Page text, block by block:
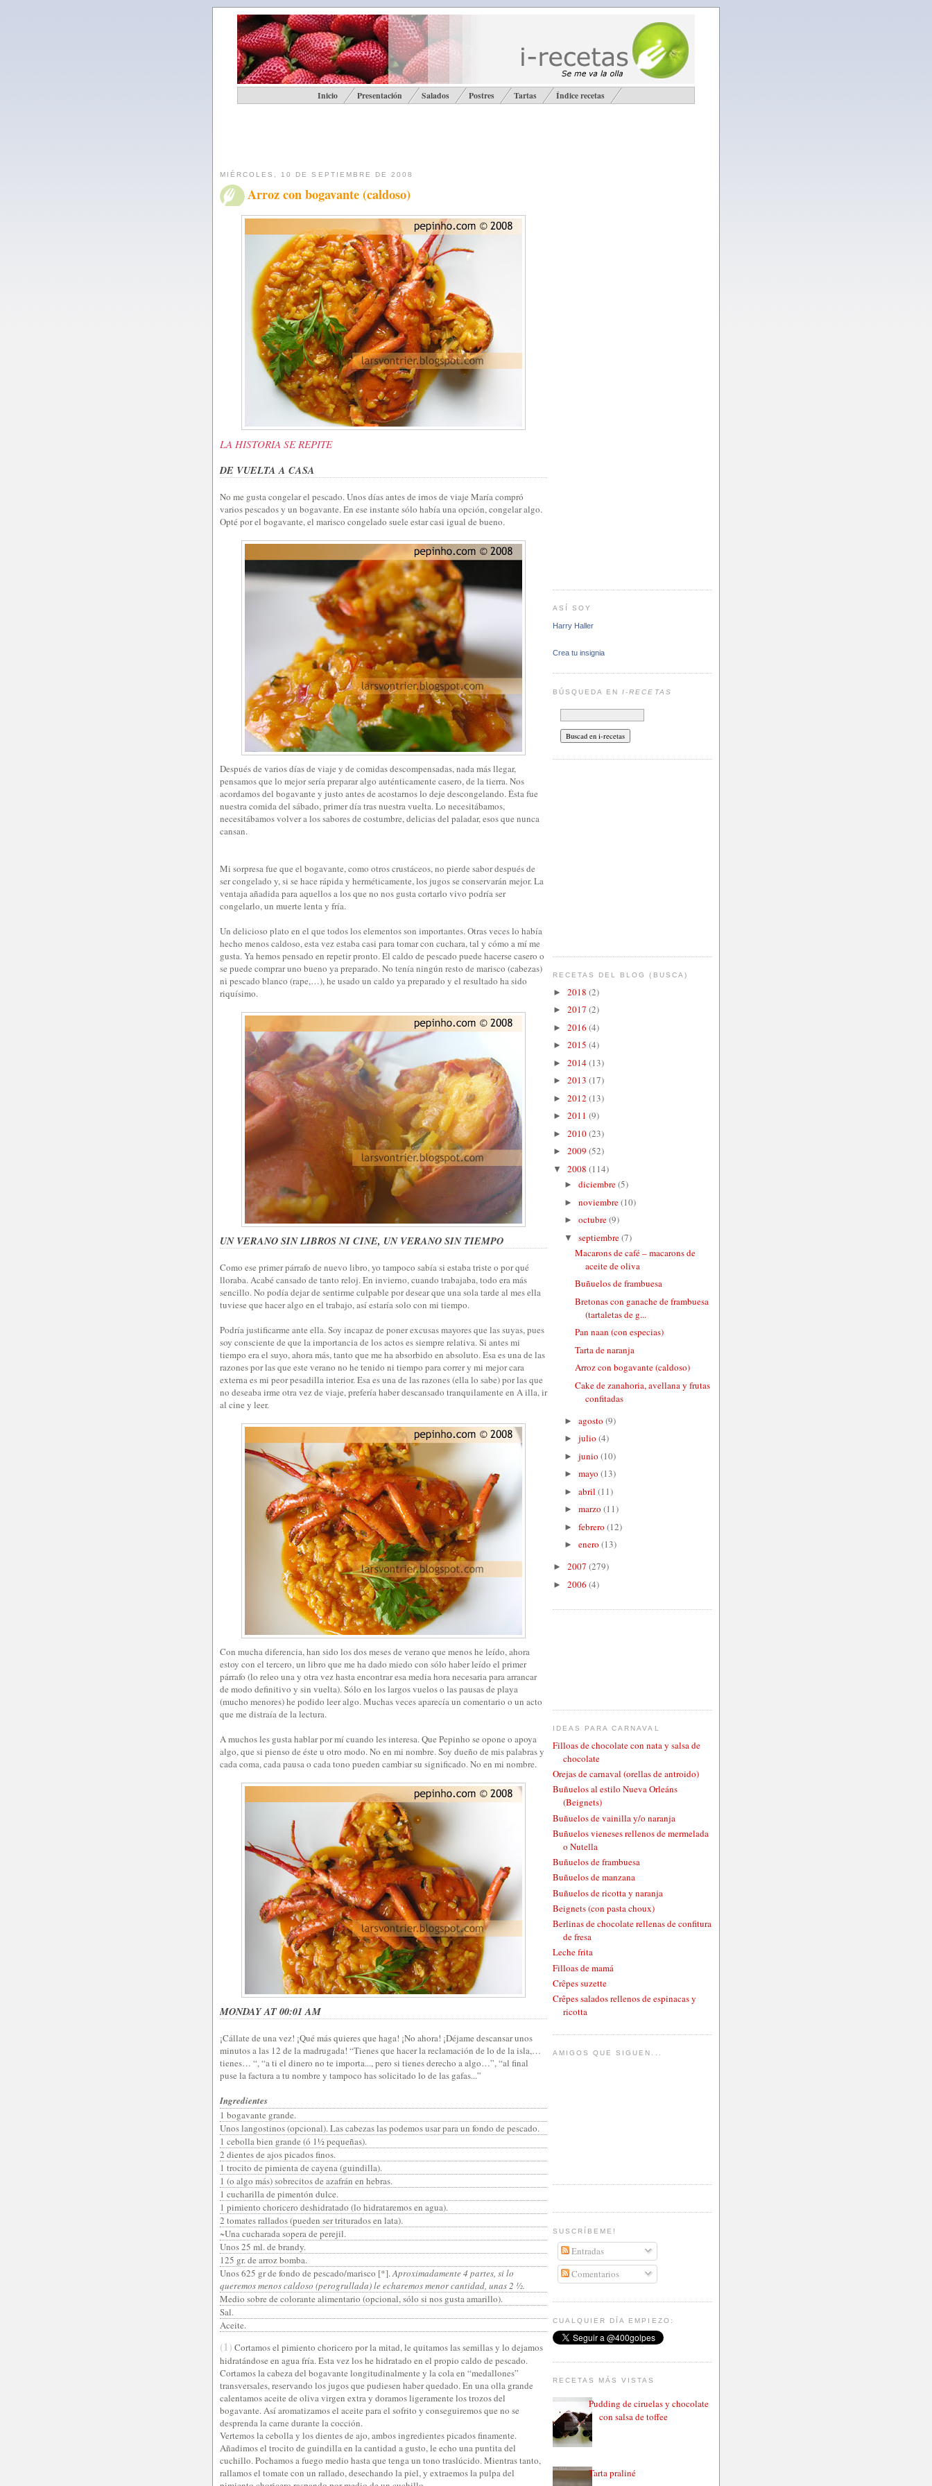
Inicio Presentación Salados Postres Tartas Índice recetas
MIÉRCOLES, 10 DE SEPTIEMBRE DE 2008
Arroz con bogavante (caldoso)
LA HISTORIA SE REPITE
DE VUELTA A CASA
No me gusta congelar el pescado. Unos días antes de irnos de viaje María compró
varios pescados y un bogavante. En ese instante sólo había una opción, congelar algo.
Opté por el bogavante, el marisco congelado suele estar casi igual de bueno.
Después de varios días de viaje y de comidas descompensadas, nada más llegar,
pensamos que lo mejor sería preparar algo auténticamente casero, de la tierra. Nos
acordamos del bogavante y justo antes de acostarnos lo deje descongelando. Ésta fue
nuestra comida del sábado, primer día tras nuestra vuelta. Lo necesitábamos,
necesitábamos volver a los sabores de costumbre, delicias del paladar, esos que nunca
cansan.
Mi sorpresa fue que el bogavante, como otros crustáceos, no pierde sabor después de
ser congelado y, si se hace rápida y herméticamente, los jugos se conservarán mejor. La
ventaja añadida para aquellos a los que no nos gusta cortarlo vivo podría ser
congelarlo, un muerte lenta y fría.
Un delicioso plato en el que todos los elementos son importantes. Otras veces lo había
hecho menos caldoso, esta vez estaba casi para tomar con cuchara, tal y cómo a mí me
gusta. Ya hemos pensado en repetir pronto. El caldo de pescado puede hacerse casero o
se puede comprar uno bueno ya preparado. No tenía ningún resto de marisco (cabezas)
ni pescado blanco (rape,…), he usado un caldo ya preparado y el resultado ha sido
riquísimo.
UN VERANO SIN LIBROS NI CINE, UN VERANO SIN TIEMPO
Como ese primer párrafo de nuevo libro, yo tampoco sabía si estaba triste o por qué
lloraba. Acabé cansado de tanto reloj. En invierno, cuando trabajaba, todo era más
sencillo. No podía dejar de sentirme culpable por desear que una sola tarde al mes ella
tuviese que hacer algo en el trabajo, así estaría solo con mi tiempo.
Podría justificarme ante ella. Soy incapaz de poner excusas mayores que las suyas, pues
soy consciente de que la importancia de los actos es siempre relativa. Si antes mi
tiempo era el suyo, ahora más, tanto que me ha absorbido en absoluto. Esa es una de las
razones por las que este verano no he tenido ni tiempo para correr y mi mejor cara
externa es mi peor pesadilla interior. Esa es una de las razones (ella lo sabe) por las que
no deseaba irme otra vez de viaje, prefería haber descansado tranquilamente en A illa, ir
al cine y leer.
Con mucha diferencia, han sido los dos meses de verano que menos he leído, ahora
estoy con el tercero, un libro que me ha dado miedo con sólo haber leído el primer
párrafo (lo releo una y otra vez hasta encontrar esa media hora necesaria para arrancar
de modo definitivo y sin vuelta). Sólo en los largos vuelos o las pausas de playa
(mucho menores) he podido leer algo. Muchas veces aparecía un comentario o un acto
que me distraía de la lectura.
A muchos les gusta hablar por mí cuando les interesa. Que Pepinho se opone o apoya
algo, que si pienso de éste u otro modo. No en mi nombre. Soy dueño de mis palabras y
cada coma, cada pausa o cada tono pueden cambiar su significado. No en mi nombre.
MONDAY AT 00:01 AM
¡Cállate de una vez! ¡Qué más quieres que haga! ¡No ahora! ¡Déjame descansar unos
minutos a las 12 de la madrugada! “Tienes que hacer la reclamación de lo de la isla,…
tienes… “, “a ti el dinero no te importa..., pero si tienes derecho a algo…”, “al final
puse la factura a tu nombre y tampoco has solicitado lo de las gafas...”
Ingredientes
1 bogavante grande.
Unos langostinos (opcional). Las cabezas las podemos usar para un fondo de pescado.
1 cebolla bien grande (ó 1½ pequeñas).
2 dientes de ajos picados finos.
1 trocito de pimienta de cayena (guindilla).
1 (o algo más) sobrecitos de azafrán en hebras.
1 cucharilla de pimentón dulce.
1 pimiento choricero deshidratado (lo hidrataremos en agua).
2 tomates rallados (pueden ser triturados en lata).
~Una cucharada sopera de perejil.
Unos 25 ml. de brandy.
125 gr. de arroz bomba.
Unos 625 gr de fondo de pescado/marisco [*].Aproximadamente 4 partes, si lo
queremos menos caldoso (perogrullada) le echaremos menor cantidad, unas 2 ½.
Medio sobre de colorante alimentario (opcional, sólo si nos gusta amarillo).
Sal.
Aceite.
(1) Cortamos el pimiento choricero por la mitad, le quitamos las semillas y lo dejamos
hidratándose en agua fría. Esta vez los he hidratado en el propio caldo de pescado.
Cortamos la cabeza del bogavante longitudinalmente y la cola en “medallones”
transversales, reservando los jugos que pudiesen haber quedado. En una olla grande
calentamos aceite de oliva virgen extra y doramos ligeramente los trozos del
bogavante. Así aromatizamos el aceite para el sofrito y conseguiremos que no se
desprenda la carne durante la cocción.
Vertemos la cebolla y los dientes de ajo, ambos ingredientes picados finamente.
Añadimos el trocito de guindilla en la cantidad a gusto, le echo una puntita del
cuchillo. Pochamos a fuego medio hasta que tenga un tono traslúcido. Mientras tanto,
rallamos el tomate con un rallado, desechando la piel, y extraemos la pulpa del
ASÍ SOY
Harry Haller
Crea tu insignia
BÚSQUEDA ENI-RECETAS
RECETAS DEL BLOG (BUSCA)
► 2018 (2)
► 2017 (2)
► 2016 (4)
► 2015 (4)
► 2014(13)
► 2013 (17)
► 2012 (13)
► 2011 (9)
► 2010(23)
► 2009 (52)
▼ 2008 (114)
► diciembre(5)
► noviembre(10)
► octubre(9)
▼ septiembre(7)
Macarons de café – macarons de
aceite de oliva
Buñuelos de frambuesa
Bretonas con ganache de frambuesa
(tartaletas de g...
Pan naan (con especias)
Tarta de naranja
Arroz con bogavante (caldoso)
Cake de zanahoria, avellana y frutas
confitadas
► agosto (9)
► julio (4)
► junio (10)
► mayo (13)
► abril (11)
► marzo (11)
► febrero (12)
► enero (13)
► 2007 (279)
► 2006 (4)
IDEAS PARA CARNAVAL
Filloas de chocolate con nata y salsa de
chocolate
Orejas de carnaval (orellas de antroido)
Buñuelos al estilo Nueva Orleáns
(Beignets)
Buñuelos de vainilla y/o naranja
Buñuelos vieneses rellenos de mermelada
o Nutella
Buñuelos de frambuesa
Buñuelos de manzana
Buñuelos de ricotta y naranja
Beignets (con pasta choux)
Berlinas de chocolate rellenas de confitura
de fresa
Leche frita
Filloas de mamá
Crêpes suzette
Crêpes salados rellenos de espinacas y
ricotta
AMIGOS QUE SIGUEN...
SUSCRÍBEME!
Entradas
Comentarios
CUALQUIER DÍA EMPIEZO:
RECETAS MÁS VISTAS
Pudding de ciruelas y chocolate
con salsa de toffee
Tarta praliné